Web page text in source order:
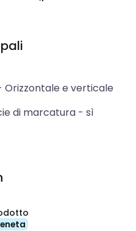
Orizzontale e verticale
di marcatura- sì